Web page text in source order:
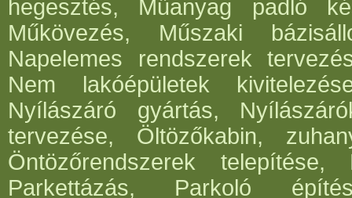
hegesztés, Műanyag padló
Műkövezés, Műszaki
Napelemes rendszerek
Nem lakóépületek
Nyílászáró gyártás,
tervezése, Öltözőkabin,
Öntözőrendszerek
Parkettázás, Parkoló